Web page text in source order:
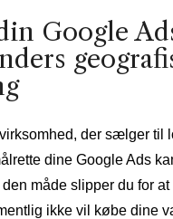
Google
der sælger til
dine Google Ads
måde slipper du for
ikke vil købe dine